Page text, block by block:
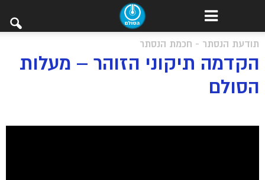
תודעת הנסתר - חכמת הנסתר
הקדמה תיקוני הזוהר – מעלות
הסולם